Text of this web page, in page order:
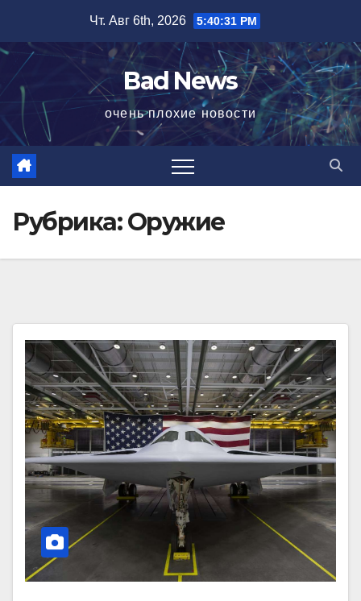
содержимому
Чт. Авг 6th, 2026 5:40:32 PM
Bad News
очень плохие новости
Рубрика:Оружие